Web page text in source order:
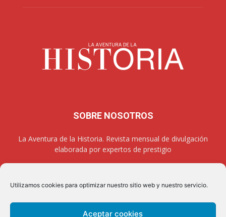
Utilizamos cookies para optimizar nuestro sitio web y nuestro servicio.
Aceptar cookies
SOBRE NOSOTROS
La Aventura de la Historia. Revista mensual de divulgación
elaborada por expertos de prestigio
SÍGUENOS